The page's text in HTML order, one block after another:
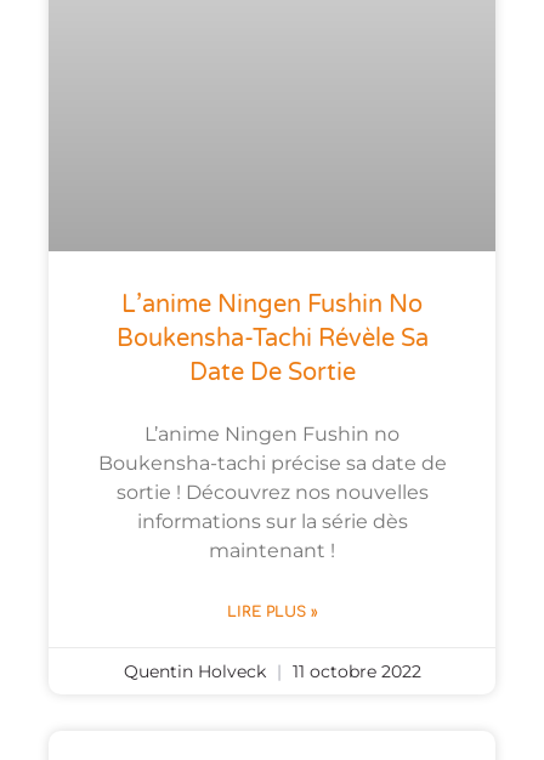
L’anime Ningen Fushin No
Boukensha-Tachi Révèle Sa
Date De Sortie
L’anime Ningen Fushin no
Boukensha-tachi précise sa date de
sortie ! Découvrez nos nouvelles
informations sur la série dès
maintenant !
LIRE PLUS »
Quentin Holveck 11 octobre 2022